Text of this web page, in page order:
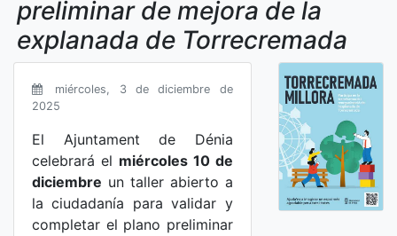
preliminar de mejora de la
explanada de Torrecremada
miércoles, 3 de diciembre de
2025
El Ajuntament de Dénia
celebrará el miércoles 10 de
diciembre un taller abierto a
la ciudadanía para validar y
completar el plano preliminar